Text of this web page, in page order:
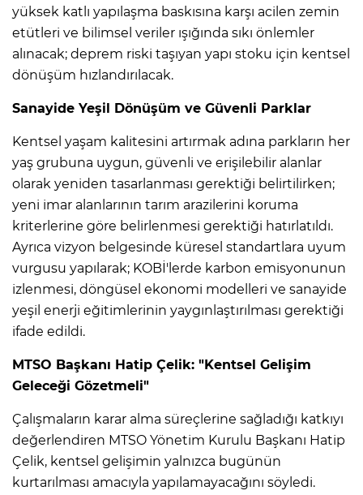
yüksek katlı yapılaşma baskısına karşı acilen zemin
etütleri ve bilimsel veriler ışığında sıkı önlemler
alınacak; deprem riski taşıyan yapı stoku için kentsel
dönüşüm hızlandırılacak.
Sanayide Yeşil Dönüşüm ve Güvenli Parklar
Kentsel yaşam kalitesini artırmak adına parkların her
yaş grubuna uygun, güvenli ve erişilebilir alanlar
olarak yeniden tasarlanması gerektiği belirtilirken;
yeni imar alanlarının tarım arazilerini koruma
kriterlerine göre belirlenmesi gerektiği hatırlatıldı.
Ayrıca vizyon belgesinde küresel standartlara uyum
vurgusu yapılarak; KOBİ'lerde karbon emisyonunun
izlenmesi, döngüsel ekonomi modelleri ve sanayide
yeşil enerji eğitimlerinin yaygınlaştırılması gerektiği
ifade edildi.
MTSO Başkanı Hatip Çelik: "Kentsel Gelişim
Geleceği Gözetmeli"
Çalışmaların karar alma süreçlerine sağladığı katkıyı
değerlendiren MTSO Yönetim Kurulu Başkanı Hatip
Çelik, kentsel gelişimin yalnızca bugünün
kurtarılması amacıyla yapılamayacağını söyledi.